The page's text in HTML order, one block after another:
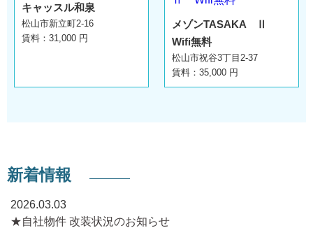
キャッスル和泉
松山市新立町2-16
賃料：31,000 円
メゾンTASAKA Ⅱ
Wifi無料
松山市祝谷3丁目2-37
賃料：35,000 円
新着情報
2026.03.03
★自社物件 改装状況のお知らせ